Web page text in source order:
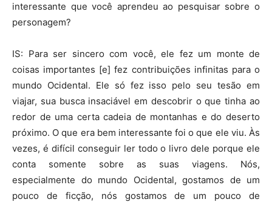
interessante que você aprendeu ao pesquisar sobre o
personagem?
IS: Para ser sincero com você, ele fez um monte de
coisas importantes [e] fez contribuições infinitas para o
mundo Ocidental. Ele só fez isso pelo seu tesão em
viajar, sua busca insaciável em descobrir o que tinha ao
redor de uma certa cadeia de montanhas e do deserto
próximo. O que era bem interessante foi o que ele viu. Às
vezes, é difícil conseguir ler todo o livro dele porque ele
conta somente sobre as suas viagens. Nós,
especialmente do mundo Ocidental, gostamos de um
pouco de ficção, nós gostamos de um pouco de